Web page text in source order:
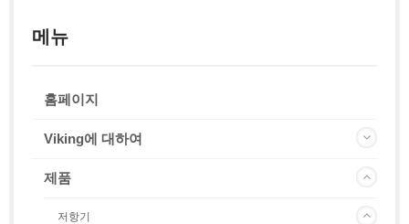
메뉴
홈페이지
Viking에 대하여
제품
저항기